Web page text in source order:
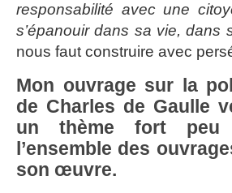
responsabilité avec une
s’épanouir dans sa vie, dans
nous faut construire avec
Mon ouvrage sur la
de Charles de Gaulle
un thème fort peu
l’ensemble des
son œuvre.